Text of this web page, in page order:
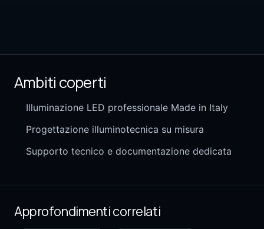
Ambiti coperti
Illuminazione LED professionale Made in Italy
Progettazione illuminotecnica su misura
Supporto tecnico e documentazione dedicata
Approfondimenti correlati